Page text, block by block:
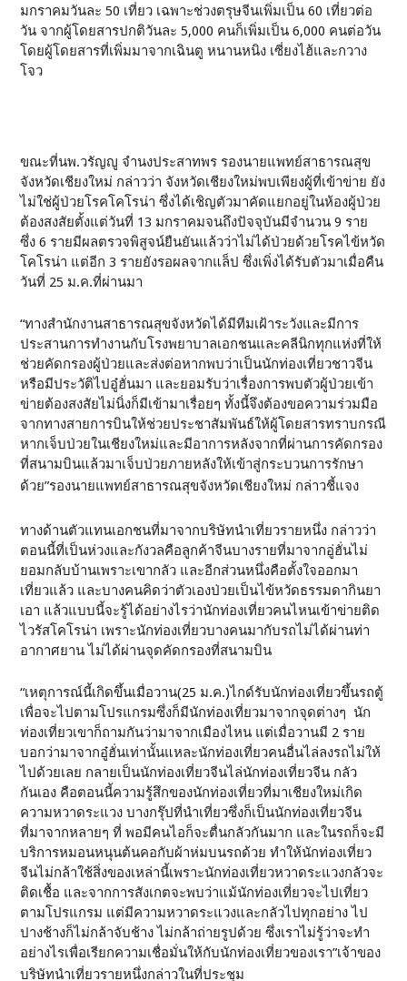
มกราคมวันละ 50 เที่ยว เฉพาะช่วงตรุษจีนเพิ่มเป็น 60 เที่ยวต่อ
วัน จากผู้โดยสารปกติวันละ 5,000 คนก็เพิ่มเป็น 6,000 คนต่อวัน
โดยผู้โดยสารที่เพิ่มมาจากเฉินตู หนานหนิง เซี่ยงไฮ้และกวาง
โจว
ขณะที่นพ.วรัญญู จำนงประสาทพร รองนายแพทย์สาธารณสุข
จังหวัดเชียงใหม่ กล่าวว่า จังหวัดเชียงใหม่พบเพียงผู้ที่เข้าข่าย ยัง
ไม่ใช่ผู้ป่วยโรคโคโรน่า ซึ่งได้เชิญตัวมาคัดแยกอยู่ในห้องผู้ป่วย
ต้องสงสัยตั้งแต่วันที่ 13 มกราคมจนถึงปัจจุบันมีจำนวน 9 ราย
ซึ่ง 6 รายมีผลตรวจพิสูจน์ยืนยันแล้วว่าไม่ได้ป่วยด้วยโรคไข้หวัด
โคโรน่า แต่อีก 3 รายยังรอผลจากแล็ป ซึ่งเพิ่งได้รับตัวมาเมื่อคืน
วันที่ 25 ม.ค.ที่ผ่านมา
“ทางสำนักงานสาธารณสุขจังหวัดได้มีทีมเฝ้าระวังและมีการ
ประสานการทำงานกับโรงพยาบาลเอกชนและคลีนิกทุกแห่งที่ให้
ช่วยคัดกรองผู้ป่วยและส่งต่อหากพบว่าเป็นนักท่องเที่ยวชาวจีน
หรือมีประวัติไปอู๋ฮั่นมา และยอมรับว่าเรื่องการพบตัวผู้ป่วยเข้า
ข่ายต้องสงสัยไม่นิ่งก็มีเข้ามาเรื่อยๆ ทั้งนี้จึงต้องขอความร่วมมือ
จากทางสายการบินให้ช่วยประชาสัมพันธ์ให้ผู้โดยสารทราบกรณี
หากเจ็บป่วยในเชียงใหม่และมีอาการหลังจากที่ผ่านการคัดกรอง
ที่สนามบินแล้วมาเจ็บป่วยภายหลังให้เข้าสู่กระบวนการรักษา
ด้วย”รองนายแพทย์สาธารณสุขจังหวัดเชียงใหม่ กล่าวชี้แจง
ทางด้านตัวแทนเอกชนที่มาจากบริษัทนำเที่ยวรายหนึ่ง กล่าวว่า
ตอนนี้ที่เป็นห่วงและกังวลคือลูกค้าจีนบางรายที่มาจากอู่ฮั่นไม่
ยอมกลับบ้านเพราะเขากลัว และอีกส่วนหนึ่งคือตั้งใจออกมา
เที่ยวแล้ว และบางคนคิดว่าตัวเองป่วยเป็นไข้หวัดธรรมดากินยา
เอา แล้วแบบนี้จะรู้ได้อย่างไรว่านักท่องเที่ยวคนไหนเข้าข่ายติด
ไวรัสโคโรน่า เพราะนักท่องเที่ยวบางคนมากับรถไม่ได้ผ่านท่า
อากาศยาน ไม่ได้ผ่านจุดคัดกรองที่สนามบิน
“เหตุการณ์นี้เกิดขึ้นเมื่อวาน(25 ม.ค.)ไกด์รับนักท่องเที่ยวขึ้นรถตู้
เพื่อจะไปตามโปรแกรมซึ่งก็มีนักท่องเที่ยวมาจากจุดต่างๆ นัก
ท่องเที่ยวเขาก็ถามกันว่ามาจากเมืองไหน แต่เมื่อวานมี 2 ราย
บอกว่ามาจากอู๋ฮั่นเท่านั้นแหละนักท่องเที่ยวคนอื่นไล่ลงรถไม่ให้
ไปด้วยเลย กลายเป็นนักท่องเที่ยวจีนไล่นักท่องเที่ยวจีน กลัว
กันเอง คือตอนนี้ความรู้สึกของนักท่องเที่ยวที่มาเชียงใหม่เกิด
ความหวาดระแวง บางกรุ๊ปที่นำเที่ยวซึ่งก็เป็นนักท่องเที่ยวจีน
ที่มาจากหลายๆ ที่ พอมีคนไอก็จะตื่นกลัวกันมาก และในรถก็จะมี
บริการหมอนหนุนต้นคอกับผ้าห่มบนรถด้วย ทำให้นักท่องเที่ยว
จีนไม่กล้าใช้สิ่งของเหล่านี้เพราะนักท่องเที่ยวหวาดระแวงกลัวจะ
ติดเชื้อ และจากการสังเกตจะพบว่าแม้นักท่องเที่ยวจะไปเที่ยว
ตามโปรแกรม แต่มีความหวาดระแวงและกลัวไปทุกอย่าง ไป
ปางช้างก็ไม่กล้าจับช้าง ไม่กล้าถ่ายรูปด้วย ซึ่งเราไม่รู้ว่าจะทำ
อย่างไรเพื่อเรียกความเชื่อมั่นให้กับนักท่องเที่ยวของเรา”เจ้าของ
บริษัทนำเที่ยวรายหนึ่งกล่าวในที่ประชุม